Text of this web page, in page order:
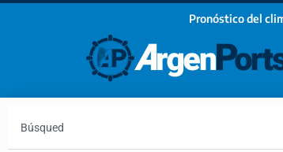
Pronóstico del
¡Sumate a nuestro